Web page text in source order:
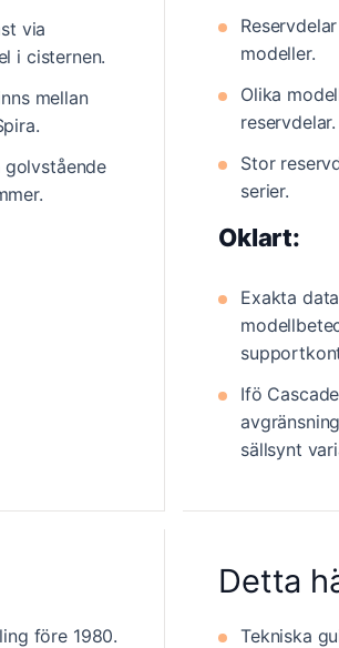
via
i cisternen.
mellan
golvstående
modeller.
Olika
reservdelar.
Stor
serier.
Oklart:
Exakta
Ifö
sällsynt
före 1980.
Detta
Tekniska